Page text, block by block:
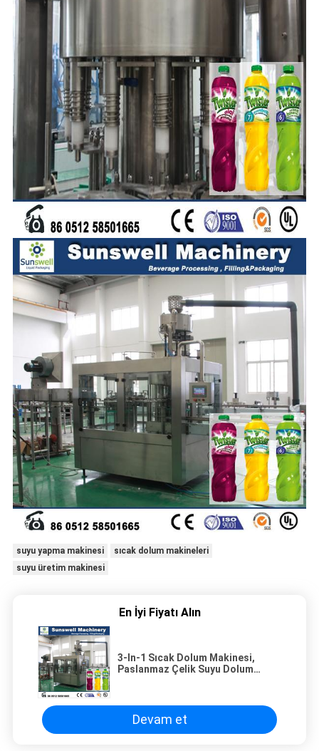
suyu yapma makinesi
sıcak dolum makineleri
suyu üretim makinesi
En İyi Fiyatı Alın
3-In-1 Sıcak Dolum Makinesi,
Paslanmaz Çelik Suyu Dolum
Devam et